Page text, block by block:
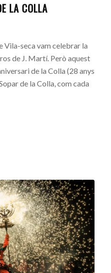
LA COLLA
Vila-seca vam celebrar la
de J. Martí. Però aquest
de la Colla (28 anys
de la Colla, com cada